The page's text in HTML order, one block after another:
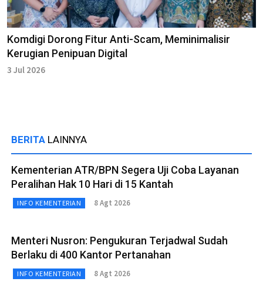
Komdigi Dorong Fitur Anti-Scam, Meminimalisir
Kerugian Penipuan Digital
3 Jul 2026
BERITA LAINNYA
Kementerian ATR/BPN Segera Uji Coba Layanan
Peralihan Hak 10 Hari di 15 Kantah
INFO KEMENTERIAN 8 Agt 2026
Menteri Nusron: Pengukuran Terjadwal Sudah
Berlaku di 400 Kantor Pertanahan
INFO KEMENTERIAN 8 Agt 2026